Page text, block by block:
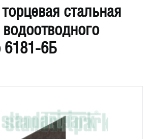
стальная
6181-6Б